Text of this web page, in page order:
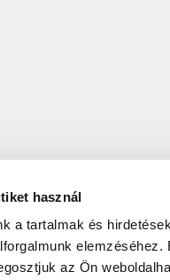
használ
a tartalmak és
az Ön
INTERNATIONAL: